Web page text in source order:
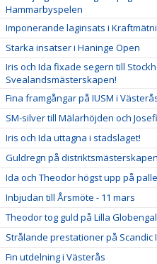
Hammarbyspelen
Imponerande laginsats i
Starka insatser i Haninge Open
Iris och Ida fixade segern till
Svealandsmästerskapen!
Fina framgångar på IUSM i
SM-silver till Mälarhöjden och
Iris och Ida uttagna i stadslaget!
Guldregn på distriktsmästerskapen
Ida och Theodor högst upp på
Inbjudan till Årsmöte - 11 mars
Theodor tog guld på Lilla
Strålande prestationer på Scandic
Fin utdelning i Västerås